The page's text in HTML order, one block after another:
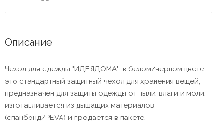
Описание
Чехол для одежды "ИДЕЯДОМА" в белом/черном цвете -
это стандартный защитный чехол для хранения вещей,
предназначен для защиты одежды от пыли, влаги и моли,
изготавливается из дышащих материалов
(спанбонд/PEVA) и продается в пакете.